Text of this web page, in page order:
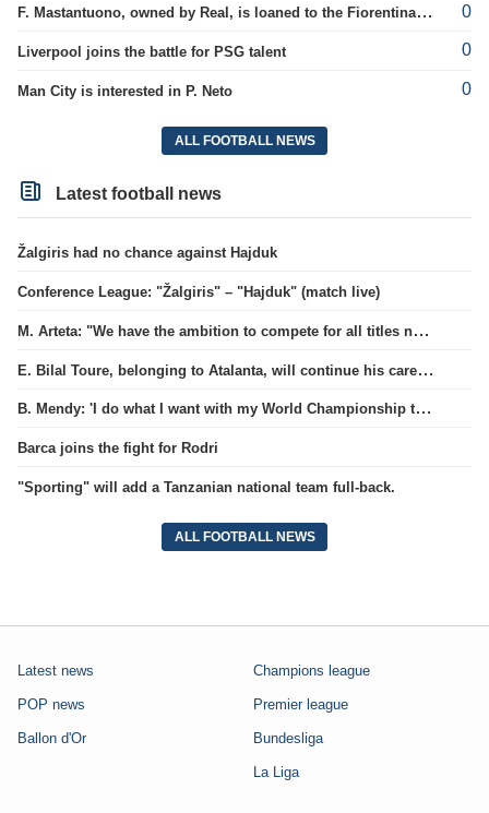
F. Mastantuono, owned by Real, is loaned to the Fiorentina team 0
Liverpool joins the battle for PSG talent 0
Man City is interested in P. Neto 0
ALL FOOTBALL NEWS
Latest football news
Žalgiris had no chance against Hajduk
Conference League: "Žalgiris" – "Hajduk" (match live)
M. Arteta: "We have the ambition to compete for all titles next season"
E. Bilal Toure, belonging to Atalanta, will continue his career in the ranks of Parma.
B. Mendy: 'I do what I want with my World Championship title'
Barca joins the fight for Rodri
"Sporting" will add a Tanzanian national team full-back.
ALL FOOTBALL NEWS
Latest news
POP news
Ballon d'Or
Champions league
Premier league
Bundesliga
La Liga